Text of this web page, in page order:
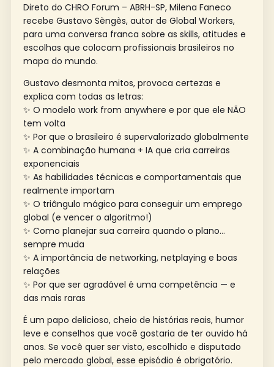
Direto do CHRO Forum – ABRH-SP, Milena Faneco
recebe Gustavo Sèngès, autor de Global Workers,
para uma conversa franca sobre as skills, atitudes e
escolhas que colocam profissionais brasileiros no
mapa do mundo.
Gustavo desmonta mitos, provoca certezas e
explica com todas as letras:
✨ O modelo work from anywhere e por que ele NÃO
tem volta
✨ Por que o brasileiro é supervalorizado globalmente
✨ A combinação humana + IA que cria carreiras
exponenciais
✨ As habilidades técnicas e comportamentais que
realmente importam
✨ O triângulo mágico para conseguir um emprego
global (e vencer o algoritmo!)
✨ Como planejar sua carreira quando o plano…
sempre muda
✨ A importância de networking, netplaying e boas
relações
✨ Por que ser agradável é uma competência — e
das mais raras
É um papo delicioso, cheio de histórias reais, humor
leve e conselhos que você gostaria de ter ouvido há
anos. Se você quer ser visto, escolhido e disputado
pelo mercado global, esse episódio é obrigatório.